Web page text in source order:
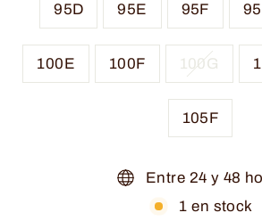
95D 95E 95F
100E 100F 100G
105F
Entre 24 y 48
1 en stock